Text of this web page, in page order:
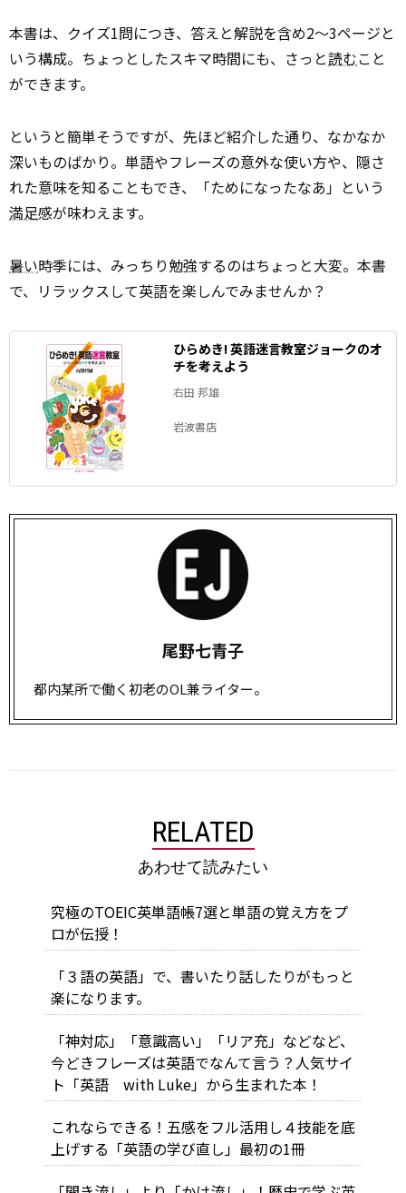
本書は、クイズ1問につき、答えと解説を含め2～3ページと
いう構成。ちょっとしたスキマ時間にも、さっと読むこと
ができます。
というと簡単そうですが、先ほど紹介した通り、なかなか
深いものばかり。単語やフレーズの意外な使い方や、隠さ
れた意味を知ることもでき、「ためになったなあ」という
満足感が味わえます。
暑い時季には、みっちり勉強するのはちょっと大変。本書
で、リラックスして英語を楽しんでみませんか？
ひらめき! 英語迷言教室――ジョークのオ
チを考えよう
右田 邦雄
岩波書店
尾野七青子
都内某所で働く初老のOL兼ライター。
RELATED
あわせて読みたい
究極のTOEIC英単語帳7選と単語の覚え方をプ
ロが伝授！
「３語の英語」で、書いたり話したりがもっと
楽になります。
「神対応」「意識高い」「リア充」などなど、
今どきフレーズは英語でなんて言う？人気サイ
ト「英語 with Luke」から生まれた本！
これならできる！五感をフル活用し４技能を底
上げする「英語の学び直し」最初の1冊